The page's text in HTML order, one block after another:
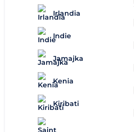
Irlandia
Indie
Jamajka
Kenia
Kiribati